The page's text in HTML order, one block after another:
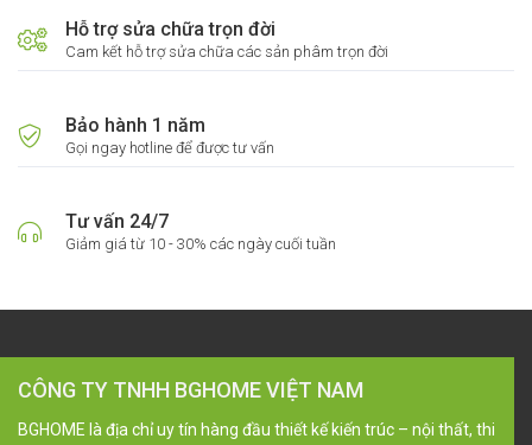
Hỗ trợ sửa chữa trọn đời
Cam kết hỗ trợ sửa chữa các sản phâm trọn đời
Bảo hành 1 năm
Gọi ngay hotline để được tư vấn
Tư vấn 24/7
Giảm giá từ 10 - 30% các ngày cuối tuần
CÔNG TY TNHH BGHOME VIỆT NAM
BGHOME là địa chỉ uy tín hàng đầu thiết kế kiến trúc – nội thất, thi